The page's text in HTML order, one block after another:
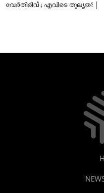
വേർതിരിവ് ; എവിടെ തുല്യത? |